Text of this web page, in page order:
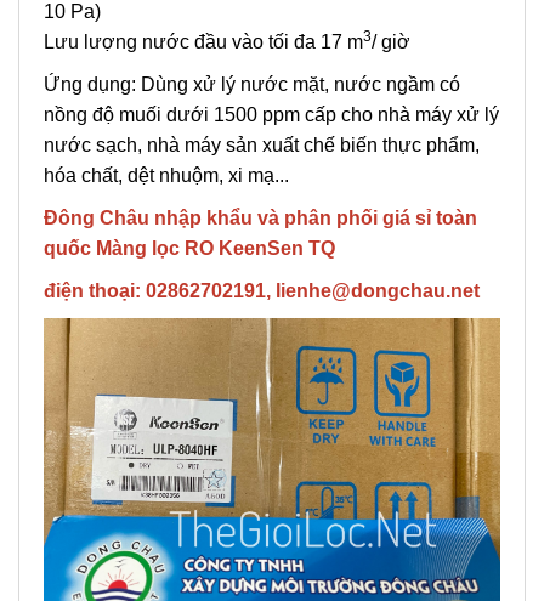
10 Pa)
Lưu lượng nước đầu vào tối đa 17 m3/ giờ
Ứng dụng: Dùng xử lý nước mặt, nước ngầm có
nồng độ muối dưới 1500 ppm cấp cho nhà máy xử lý
nước sạch, nhà máy sản xuất chế biến thực phẩm,
hóa chất, dệt nhuộm, xi mạ...
Đông Châu nhập khẩu và phân phối giá sỉ toàn
quốc Màng lọc RO KeenSen TQ
điện thoại: 02862702191, lienhe@dongchau.net